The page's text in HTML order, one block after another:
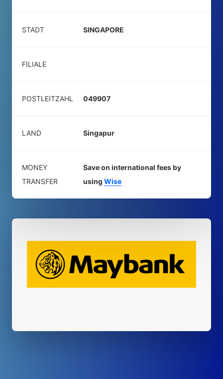
STADT SINGAPORE
FILIALE
POSTLEITZAHL 049907
LAND Singapur
MONEY
TRANSFER
Save on international fees by
using Wise